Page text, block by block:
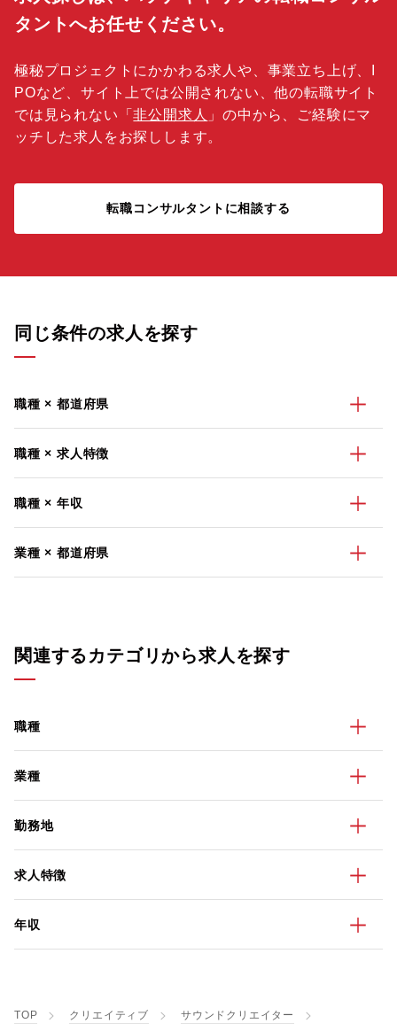
タントへお任せください。
極秘プロジェクトにかかわる求人や、事業立ち上げ、I
POなど、サイト上では公開されない、他の転職サイト
では見られない「非公開求人 」の中から、ご経験にマ
ッチした求人をお探しします。
転職コンサルタントに相談する
同じ条件の求人を探す
職種 × 都道府県
職種 × 求人特徴
職種 × 年収
業種 × 都道府県
関連するカテゴリから求人を探す
職種
業種
勤務地
求人特徴
年収
TOP クリエイティブ サウンドクリエイター